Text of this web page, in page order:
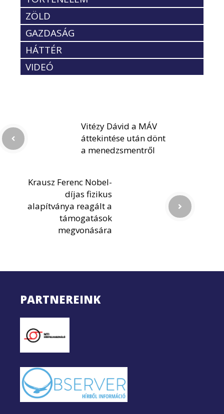
ZÖLD
GAZDASÁG
HÁTTÉR
VIDEÓ
Vitézy Dávid a MÁV
áttekintése után dönt
a menedzsmentről
Krausz Ferenc Nobel-
díjas fizikus
alapítványa reagált a
támogatások
megvonására
PARTNEREINK